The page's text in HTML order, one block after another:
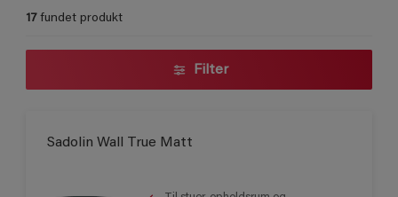
17fundet produkt
Filter
Sadolin Wall True Matt